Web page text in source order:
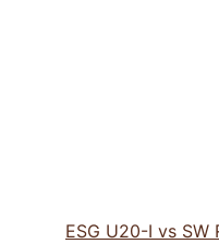
ESG U20-I vs SW